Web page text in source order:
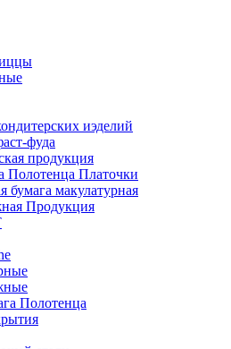
иэделий
фуда
продукция
Полотенца Платочки
бумага макулатурная
Продукция
Полотенца